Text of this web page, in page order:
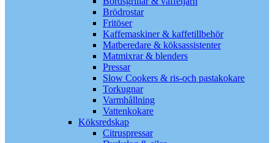
Brödrostar
Fritöser
Kaffemaskiner & kaffetillbehör
Matberedare & köksassistenter
Matmixrar & blenders
Pressar
Slow Cookers & ris-och pastakokare
Torkugnar
Varmhållning
Vattenkokare
Köksredskap
Citruspressar